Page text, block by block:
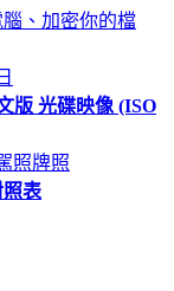
、加密你的檔
版 光碟映像 (ISO
照牌照
照表